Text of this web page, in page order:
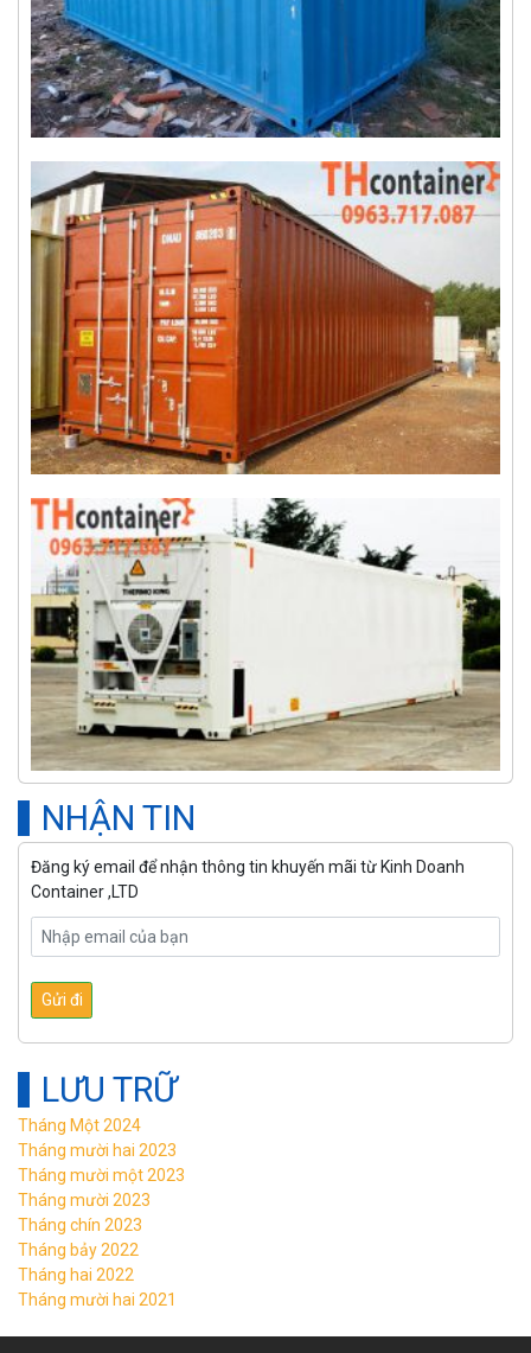
NHẬN TIN
Đăng ký email để nhận thông tin khuyến mãi từ Kinh Doanh
Container ,LTD
LƯU TRỮ
Tháng Một 2024
Tháng mười hai 2023
Tháng mười một 2023
Tháng mười 2023
Tháng chín 2023
Tháng bảy 2022
Tháng hai 2022
Tháng mười hai 2021